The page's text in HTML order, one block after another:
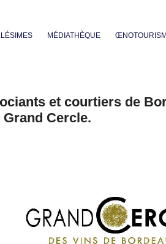
MÉDIATHÈQUE
et courtiers de
Cercle.